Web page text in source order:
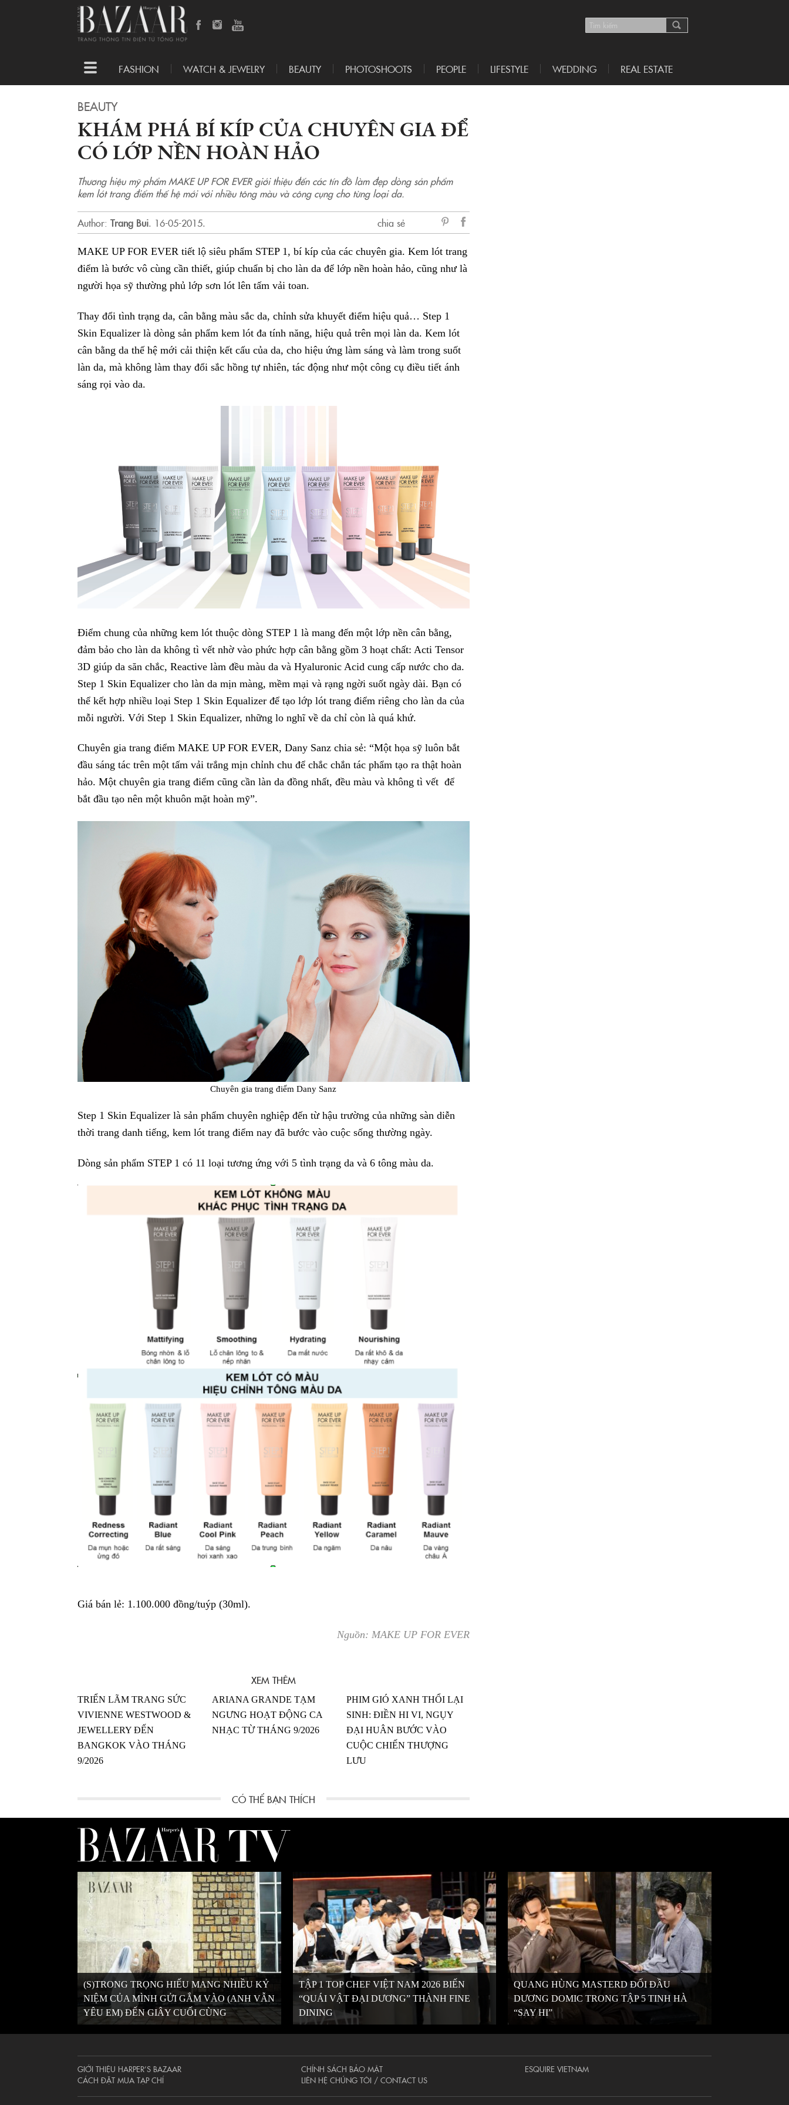
Toggle
navigation
FASHION WATCH & JEWELRY BEAUTY PHOTOSHOOTS PEOPLE LIFESTYLE WEDDING REAL ESTATE
BEAUTY
KHÁM PHÁ BÍ KÍP CỦA CHUYÊN GIA ĐỂ
CÓ LỚP NỀN HOÀN HẢO
Thương hiệu mỹ phẩm MAKE UP FOR EVER giới thiệu đến các tín đồ làm đẹp dòng sản phẩm
kem lót trang điểm thế hệ mới với nhiều tông màu và công cụng cho từng loại da.
Author: Trang Bui. 16-05-2015.
chia sẻ
Facebook
MAKE UP FOR EVER tiết lộ siêu phẩm STEP 1, bí kíp của các chuyên gia. Kem lót trang
điểm là bước vô cùng cần thiết, giúp chuẩn bị cho làn da để lớp nền hoàn hảo, cũng như là
người họa sỹ thường phủ lớp sơn lót lên tấm vải toan.
Thay đổi tình trạng da, cân bằng màu sắc da, chỉnh sửa khuyết điểm hiệu quả… Step 1
Skin Equalizer là dòng sản phẩm kem lót đa tính năng, hiệu quả trên mọi làn da. Kem lót
cân bằng da thế hệ mới cải thiện kết cấu của da, cho hiệu ứng làm sáng và làm trong suốt
làn da, mà không làm thay đổi sắc hồng tự nhiên, tác động như một công cụ điều tiết ánh
sáng rọi vào da.
Điểm chung của những kem lót thuộc dòng STEP 1 là mang đến một lớp nền cân bằng,
đảm bảo cho làn da không tì vết nhờ vào phức hợp cân bằng gồm 3 hoạt chất: Acti Tensor
3D giúp da săn chắc, Reactive làm đều màu da và Hyaluronic Acid cung cấp nước cho da.
Step 1 Skin Equalizer cho làn da mịn màng, mềm mại và rạng ngời suốt ngày dài. Bạn có
thể kết hợp nhiều loại Step 1 Skin Equalizer để tạo lớp lót trang điểm riêng cho làn da của
mỗi người. Với Step 1 Skin Equalizer, những lo nghĩ về da chỉ còn là quá khứ.
Chuyên gia trang điểm MAKE UP FOR EVER, Dany Sanz chia sẻ: “Một họa sỹ luôn bắt
đầu sáng tác trên một tấm vải trắng mịn chỉnh chu để chắc chắn tác phẩm tạo ra thật hoàn
hảo. Một chuyên gia trang điểm cũng cần làn da đồng nhất, đều màu và không tì vết để
bắt đầu tạo nên một khuôn mặt hoàn mỹ”.
Chuyên gia trang điểm Dany Sanz
Step 1 Skin Equalizer là sản phẩm chuyên nghiệp đến từ hậu trường của những sàn diễn
thời trang danh tiếng, kem lót trang điểm nay đã bước vào cuộc sống thường ngày.
Dòng sản phẩm STEP 1 có 11 loại tương ứng với 5 tình trạng da và 6 tông màu da.
Giá bán lẻ: 1.100.000 đồng/tuýp (30ml).
Nguồn: MAKE UP FOR EVER
XEM THÊM
TRIỂN LÃM TRANG SỨC
VIVIENNE WESTWOOD &
JEWELLERY ĐẾN
BANGKOK VÀO THÁNG
9/2026
ARIANA GRANDE TẠM
NGƯNG HOẠT ĐỘNG CA
NHẠC TỪ THÁNG 9/2026
PHIM GIÓ XANH THỔI LẠI
SINH: ĐIỀN HI VI, NGỤY
ĐẠI HUÂN BƯỚC VÀO
CUỘC CHIẾN THƯỢNG
LƯU
(S)TRONG TRỌNG HIẾU MANG NHIỀU KỶ
NIỆM CỦA MÌNH GỬI GẮM VÀO (ANH VẪN
YÊU EM) ĐẾN GIÂY CUỐI CÙNG
TẬP 1 TOP CHEF VIỆT NAM 2026 BIẾN
“QUÁI VẬT ĐẠI DƯƠNG” THÀNH FINE
DINING
QUANG HÙNG MASTERD ĐỐI ĐẦU
DƯƠNG DOMIC TRONG TẬP 5 TINH HÀ
“SAY HI”
GIỚI THIỆU HARPER’S BAZAAR
CÁCH ĐẶT MUA TẠP CHÍ
CHÍNH SÁCH BẢO MẬT
LIÊN HỆ CHÚNG TÔI / CONTACT US
ESQUIRE VIETNAM